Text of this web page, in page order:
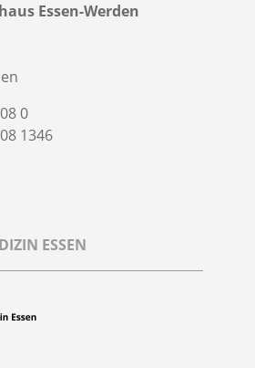
Essen-Werden
0
1346
ESSEN